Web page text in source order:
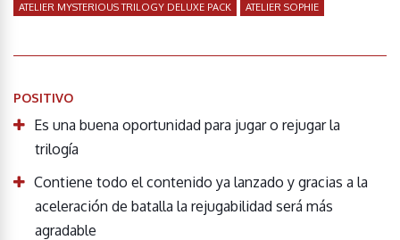
ATELIER MYSTERIOUS TRILOGY DELUXE PACK ATELIER SOPHIE
POSITIVO
Es una buena oportunidad para jugar o rejugar la
trilogía
Contiene todo el contenido ya lanzado y gracias a la
aceleración de batalla la rejugabilidad será más
agradable